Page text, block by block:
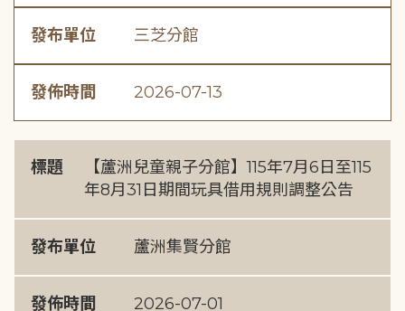
發布單位 三芝分館
發佈時間 2026-07-13
標題
【蘆洲兒童親子分館】115年7月6日至115
年8月31日期間玩具借用規則調整公告
發布單位 蘆洲集賢分館
發佈時間 2026-07-01